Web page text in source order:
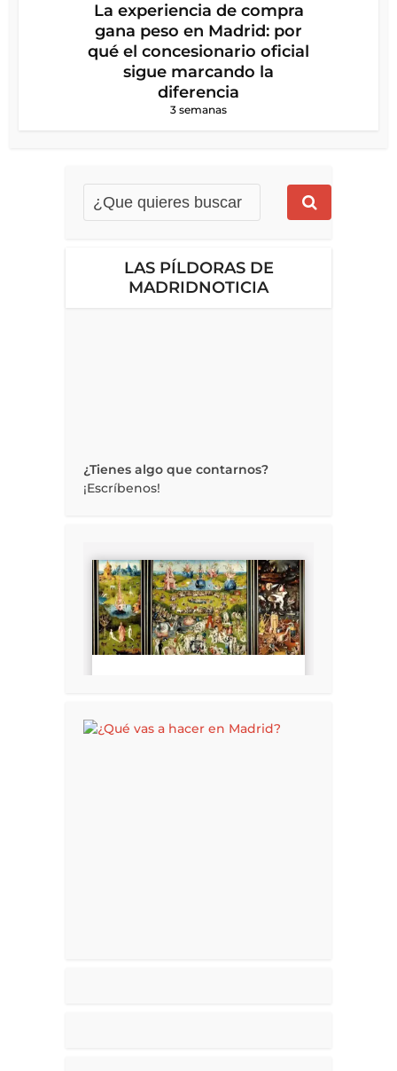
La experiencia de compra
gana peso en Madrid: por
qué el concesionario oficial
sigue marcando la
diferencia
3 semanas
LAS PÍLDORAS DE
MADRIDNOTICIA
¿Tienes algo que contarnos?
¡Escríbenos!